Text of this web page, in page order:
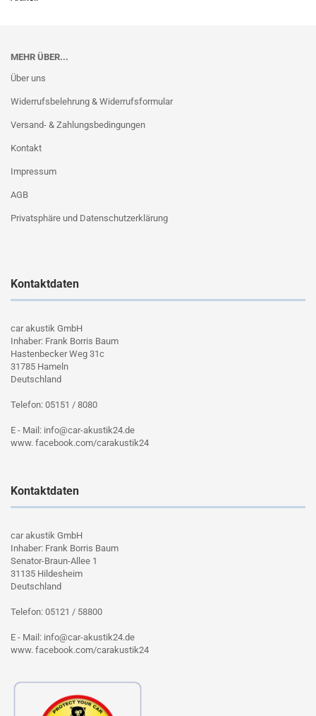
MEHR ÜBER...
Über uns
Widerrufsbelehrung & Widerrufsformular
Versand- & Zahlungsbedingungen
Kontakt
Impressum
AGB
Privatsphäre und Datenschutzerklärung
Kontaktdaten
car akustik GmbH
Inhaber: Frank Borris Baum
Hastenbecker Weg 31c
31785 Hameln
Deutschland
Telefon: 05151 / 8080
E - Mail: info@car-akustik24.de
www. facebook.com/carakustik24
Kontaktdaten
car akustik GmbH
Inhaber: Frank Borris Baum
Senator-Braun-Allee 1
31135 Hildesheim
Deutschland
Telefon: 05121 / 58800
E - Mail: info@car-akustik24.de
www. facebook.com/carakustik24